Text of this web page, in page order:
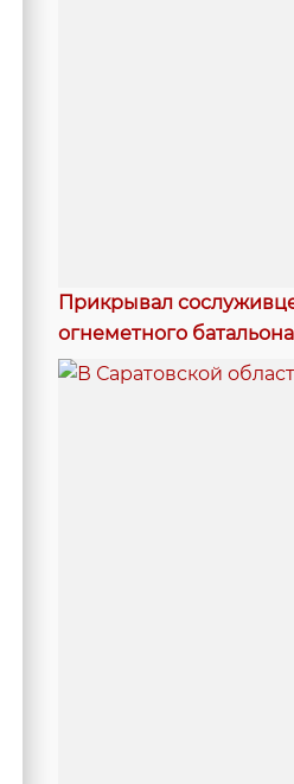
Прикрывал
огнеметного